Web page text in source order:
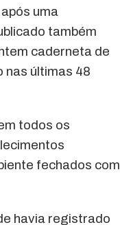
uma
também
caderneta de
nas últimas 48
todos os
fechados com
havia registrado